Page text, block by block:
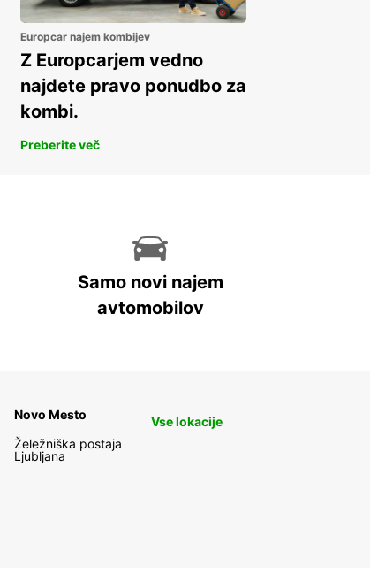
Europcar najem kombijev
Z Europcarjem vedno
najdete pravo ponudbo za
kombi.
Preberite več
Samo novi najem
avtomobilov
Novo Mesto
Želežniška postaja
Ljubljana
Vse lokacije